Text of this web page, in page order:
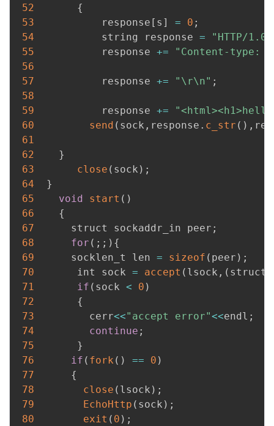
52
{
53
           response
[ s ] = 0 ;
54
           string response
=
"HTTP/
55
           response
+=
"Content-type:
56
57
           response
+= "\r\n" ;
58
59
           response
+=
60
send ( sock , response . c_str ( ) ,
61
62
}
63
close ( sock ) ;
64
}
65
void start ( )
66
{
67
      struct sockaddr_in peer
;
68
for ( ; ; ) {
69
      socklen_t len
= sizeof ( peer ) ;
70
       int sock
= accept ( lsock , ( struct
71
if ( sock < 0 )
72
{
73
         cerr
<<"accept error"<<endl ;
74
continue ;
75
}
76
if ( fork ( ) == 0 )
77
{
78
close ( lsock ) ;
79
EchoHttp ( sock ) ;
80
exit ( 0 ) ;